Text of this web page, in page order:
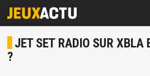
JET SET RADIO SUR XBLA
?